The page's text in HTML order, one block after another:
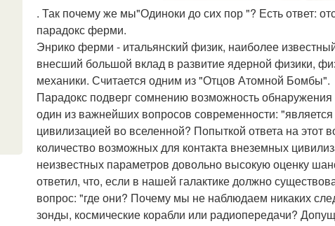
. Так почему же мы"Одиноки до сих пор "? Есть ответ:
парадокс ферми.
Энрико ферми - итальянский физик, наиболее
внесший большой вклад в развитие ядерной физики,
механики. Считается одним из "Отцов Атомной Бомбы".
Парадокс подверг сомнению возможность
один из важнейших вопросов современности:
цивилизацией во вселенной? Попыткой ответа на этот
количество возможных для контакта внеземных
неизвестных параметров довольно высокую оценку
ответил, что, если в нашей галактике должно
вопрос: "где они? Почему мы не наблюдаем никаких
зонды, космические корабли или радиопередачи?